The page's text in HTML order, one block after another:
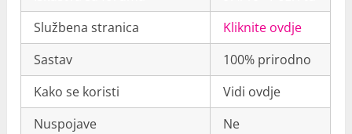
Službena stranica
Kliknite ovdje
Sastav
100% prirodno
Kako se koristi
Vidi ovdje
Nuspojave
Ne